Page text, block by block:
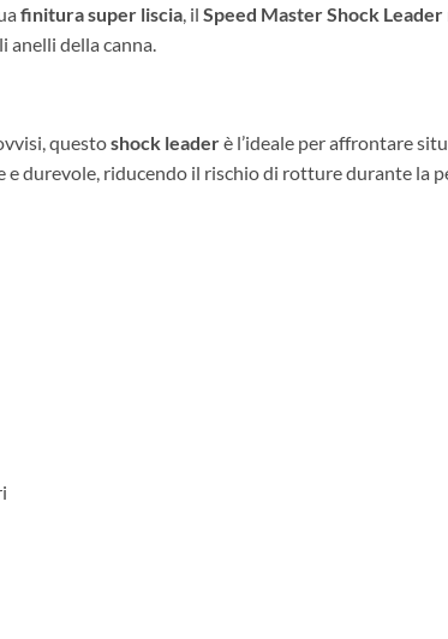
finitura super liscia , il Speed Master Shock Leader
anelli della canna.
questoshock leaderè l’ideale per affrontare
e durevole, riducendo il rischio di rotture durante la